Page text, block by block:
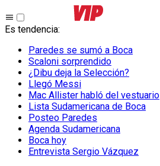
Es tendencia:
Paredes se sumó a Boca
Scaloni sorprendido
¿Dibu deja la Selección?
Llegó Messi
Mac Allister habló del vestuario
Lista Sudamericana de Boca
Posteo Paredes
Agenda Sudamericana
Boca hoy
Entrevista Sergio Vázquez